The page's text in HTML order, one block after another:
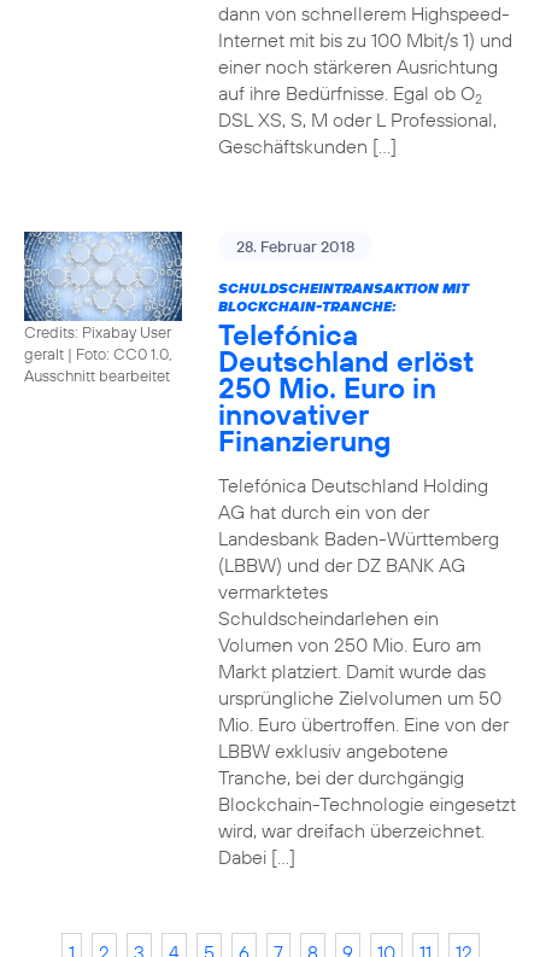
dann von schnellerem Highspeed-
Internet mit bis zu 100 Mbit/s 1) und
einer noch stärkeren Ausrichtung
auf ihre Bedürfnisse. Egal ob O2
DSL XS, S, M oder L Professional,
Geschäftskunden […]
Credits: Pixabay User
geralt | Foto: CC0 1.0,
Ausschnitt bearbeitet
28. Februar 2018
SCHULDSCHEINTRANSAKTION MIT
BLOCKCHAIN-TRANCHE:
Telefónica
Deutschland erlöst
250 Mio. Euro in
innovativer
Finanzierung
Telefónica Deutschland Holding
AG hat durch ein von der
Landesbank Baden-Württemberg
(LBBW) und der DZ BANK AG
vermarktetes
Schuldscheindarlehen ein
Volumen von 250 Mio. Euro am
Markt platziert. Damit wurde das
ursprüngliche Zielvolumen um 50
Mio. Euro übertroffen. Eine von der
LBBW exklusiv angebotene
Tranche, bei der durchgängig
Blockchain-Technologie eingesetzt
wird, war dreifach überzeichnet.
Dabei […]
1 2 3 4 5 6 7 8 9 10 11
12